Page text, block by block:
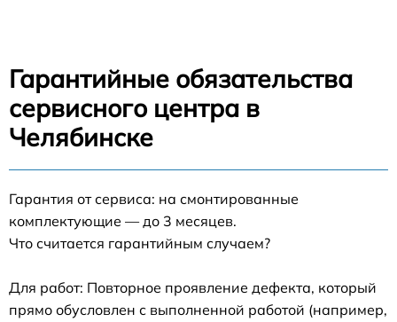
Гарантийные обязательства
сервисного центра в
Челябинске
Гарантия от сервиса: на смонтированные
комплектующие — до 3 месяцев.
Что считается гарантийным случаем?
Для работ: Повторное проявление дефекта, который
прямо обусловлен с выполненной работой (например,